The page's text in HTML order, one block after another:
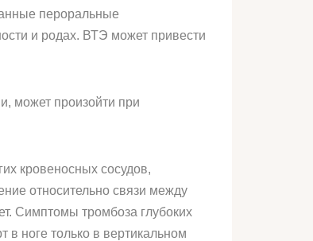
пероральные
и родах. ВТЭ может привести
может произойти при
кровеносных сосудов,
относительно связи между
Симптомы тромбоза глубоких
ноге только в вертикальном